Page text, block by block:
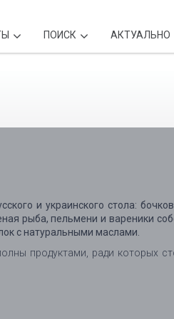
ПОИСК АКТУАЛЬНО
и украинского стола:
рыба, пельмени и вареники
с натуральными маслами.
продуктами, ради которых